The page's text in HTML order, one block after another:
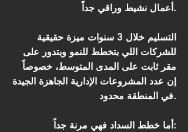
أعمال نشيط وراقي جداً.
التسليم خلال 3 سنوات ميزة حقيقية
للشركات اللي بتخطط للنمو وبتدور على
مقر ثابت على المدى المتوسط، خصوصاً
إن عدد المشروعات الإدارية الجاهزة الجيدة
في المنطقة محدود.
أما خطط السداد فهي مرنة جداً: